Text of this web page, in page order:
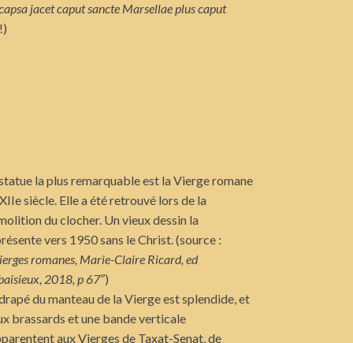
jacet caput sancte Marsellae plus caput
la plus remarquable est la Vierge romane
siècle. Elle a été retrouvé lors de la
du clocher. Un vieux dessin la
vers 1950 sans le Christ. (source :
romanes, Marie-Claire Ricard, ed
2018, p 67″)
du manteau de la Vierge est splendide, et
brassards et une bande verticale
aux Vierges de Taxat-Senat, de